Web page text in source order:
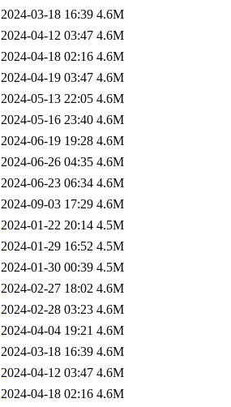
2024-03-18 16:39 4.6M
2024-04-12 03:47 4.6M
2024-04-18 02:16 4.6M
2024-04-19 03:47 4.6M
2024-05-13 22:05 4.6M
2024-05-16 23:40 4.6M
2024-06-19 19:28 4.6M
2024-06-26 04:35 4.6M
2024-06-23 06:34 4.6M
2024-09-03 17:29 4.6M
2024-01-22 20:14 4.5M
2024-01-29 16:52 4.5M
2024-01-30 00:39 4.5M
2024-02-27 18:02 4.6M
2024-02-28 03:23 4.6M
2024-04-04 19:21 4.6M
2024-03-18 16:39 4.6M
2024-04-12 03:47 4.6M
2024-04-18 02:16 4.6M